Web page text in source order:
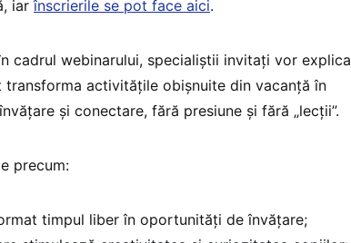
iarînscrierile se pot face aici.
cadrul webinarului, specialiștii invitați vor explica
activitățile obișnuite din vacanță în
și conectare, fără presiune și fără „lecții”.
precum:
timpul liber în oportunități de învățare;